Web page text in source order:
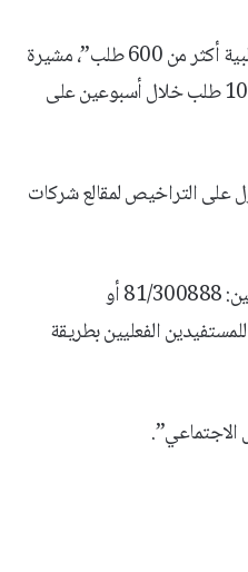
وأوضحت الشركة أنه “منذ إطلاق المبادرة بتاريخ 11 أيار 2026 وحتى 20 أيار 2026، تمكّنت من معالجة وتلبية أكثر من 600 طلب”، مشيرة
إلى أنه “سيُضاف إليها حوالى 400 طلب حتى نهاية هذا الأسبوع، ليصل مجموع الطلبات المنجزة إلى نحو 1000 طلب خلال أسبوعين على
على التراخيص لمقالع شركات
كما دعت الراغبين ب”الحصول على مادة الإسمنت المكيّس إلى تقديم طلباتهم عبر التواصل المباشر على الرقمين: 81/300888 أو
الفعليين بطريقة